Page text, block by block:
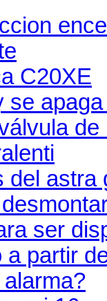
C20XE
se
de
del astra
ser
a partir